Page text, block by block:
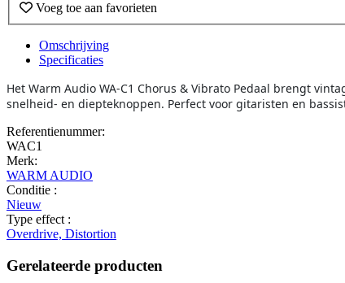
Voeg toe aan favorieten
Omschrijving
Specificaties
Het Warm Audio WA-C1 Chorus & Vibrato Pedaal brengt
snelheid- en diepteknoppen. Perfect voor gitaristen en
Referentienummer:
WAC1
Merk:
WARM AUDIO
Conditie :
Nieuw
Type effect :
Overdrive, Distortion
Gerelateerde producten